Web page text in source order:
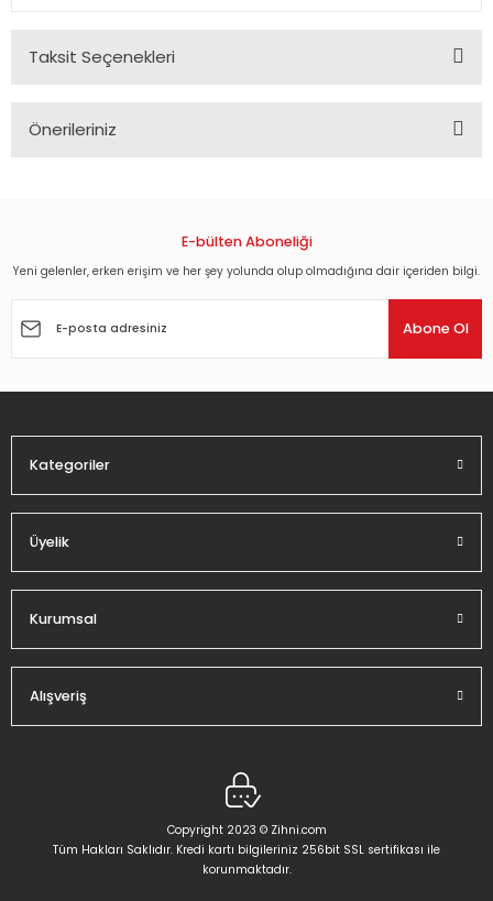
Taksit Seçenekleri
Önerileriniz
Görüş ve önerileriniz için teşekkür ederiz.
Ürün açıklamasında eksik bilgiler bulunuyor.
Ürün fiyatı diğer sitelerden daha pahalı.
E-bülten Aboneliği
Yeni gelenler, erken erişim ve her şey yolunda olup olmadığına dair içeriden bilgi.
Abone Ol
Kategoriler
Üyelik
Kurumsal
Alışveriş
Copyright 2023 © Zihni.com
Tüm Hakları Saklıdır. Kredi kartı bilgileriniz 256bit SSL sertifikası ile
korunmaktadır.